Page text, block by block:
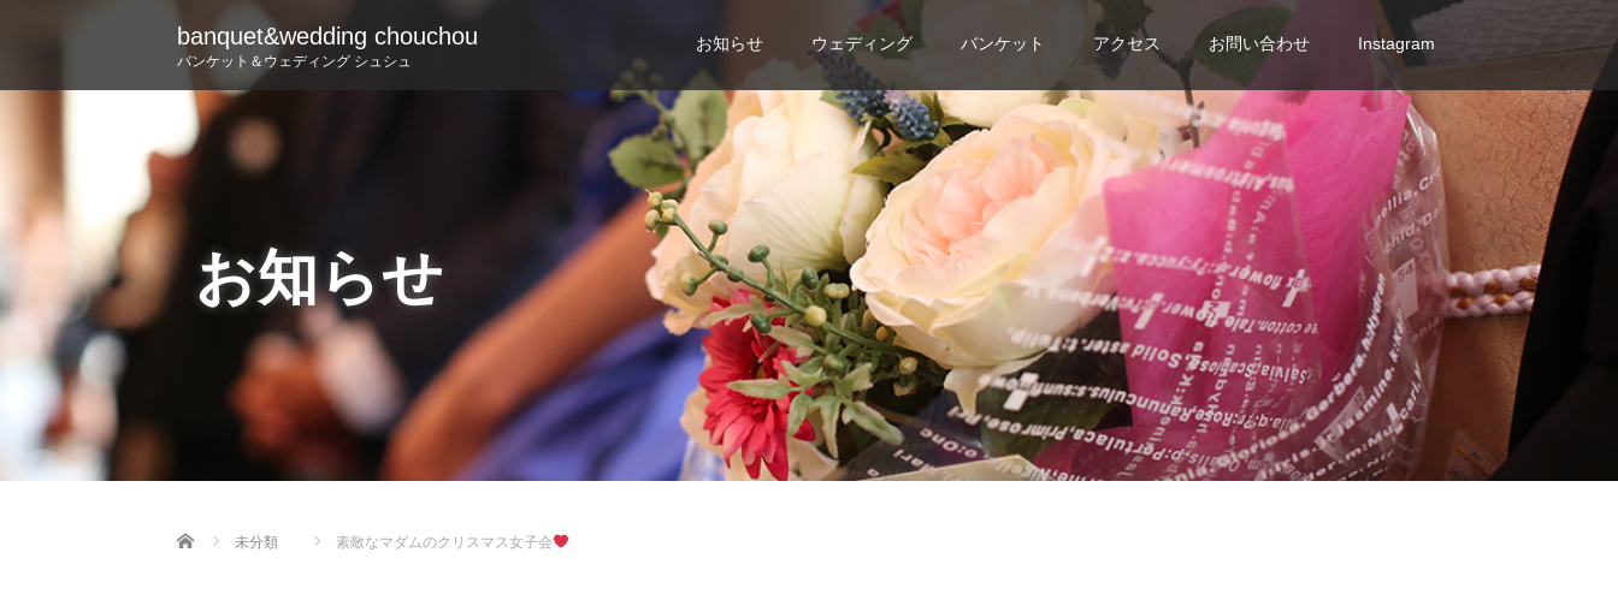
banquet&wedding chouchou
バンケット＆ウェディング シュシュ
お知らせ ウェディング バンケット アクセス お問い合わせ Instagram
お知らせ
Home 未分類 素敵なマダムのクリスマス女子会